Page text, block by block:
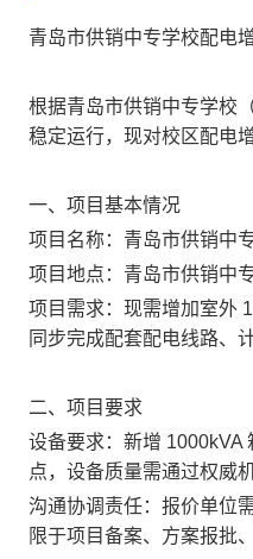
青岛市供销中专学校配电
根据青岛市供销中专学校
稳定运行，现对校区配电
一、项目基本情况
项目名称：青岛市供销中
项目地点：青岛市供销中
项目需求：现需增加室外
同步完成配套配电线路、
二、项目要求
设备要求：新增 1000kVA
点，设备质量需通过权威
沟通协调责任：报价单位
限于项目备案、方案报批